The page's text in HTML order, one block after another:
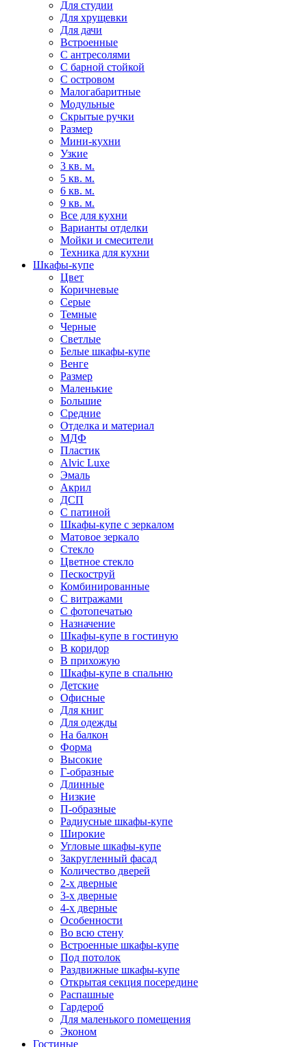
Для студии
Для хрущевки
Для дачи
Встроенные
С антресолями
С барной стойкой
С островом
Малогабаритные
Модульные
Скрытые ручки
Размер
Мини-кухни
Узкие
3 кв. м.
5 кв. м.
6 кв. м.
9 кв. м.
Все для кухни
Варианты отделки
Мойки и смесители
Техника для кухни
Шкафы-купе
Цвет
Коричневые
Серые
Темные
Черные
Светлые
Белые шкафы-купе
Венге
Размер
Маленькие
Большие
Средние
Отделка и материал
МДФ
Пластик
Alvic Luxe
Эмаль
Акрил
ДСП
С патиной
Шкафы-купе с зеркалом
Матовое зеркало
Стекло
Цветное стекло
Пескоструй
Комбинированные
С витражами
С фотопечатью
Назначение
Шкафы-купе в гостиную
В коридор
В прихожую
Шкафы-купе в спальню
Детские
Офисные
Для книг
Для одежды
На балкон
Форма
Высокие
Г-образные
Длинные
Низкие
П-образные
Радиусные шкафы-купе
Широкие
Угловые шкафы-купе
Закругленный фасад
Количество дверей
2-х дверные
3-х дверные
4-х дверные
Особенности
Во всю стену
Встроенные шкафы-купе
Под потолок
Раздвижные шкафы-купе
Открытая секция посередине
Распашные
Гардероб
Для маленького помещения
Эконом
Гостиные